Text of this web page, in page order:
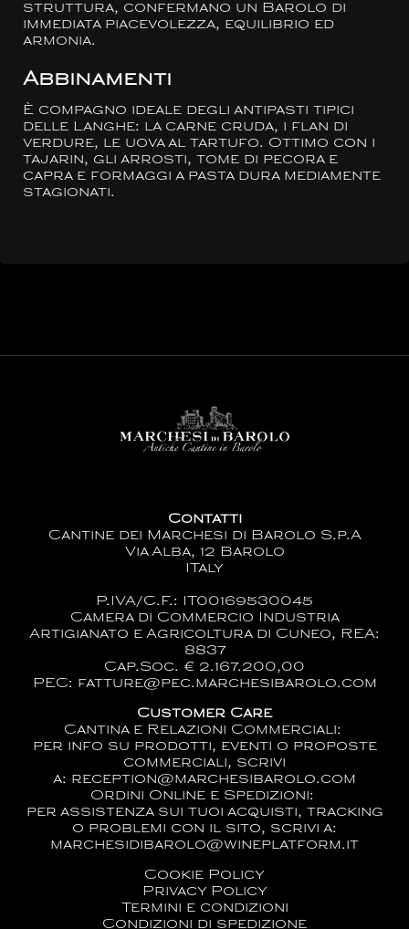
struttura, confermano un Barolo di
immediata piacevolezza, equilibrio ed
armonia.
Abbinamenti
È compagno ideale degli antipasti tipici
delle Langhe: la carne cruda, i flan di
verdure, le uova al tartufo. Ottimo con i
tajarin, gli arrosti, tome di pecora e
capra e formaggi a pasta dura mediamente
stagionati.
Contatti
Cantine dei Marchesi di Barolo S.p.A
Via Alba, 12 Barolo
ITaly
P.IVA/C.F.: IT00169530045
Camera di Commercio Industria
Artigianato e Agricoltura di Cuneo, REA:
8837
Cap.Soc. € 2.167.200,00
PEC: fatture@pec.marchesibarolo.com
Customer Care
Cantina e Relazioni Commerciali:
per info su prodotti, eventi o proposte
commerciali, scrivi
a: reception@marchesibarolo.com
Ordini Online e Spedizioni:
per assistenza sui tuoi acquisti, tracking
o problemi con il sito, scrivi a:
marchesidibarolo@wineplatform.it
Cookie Policy
Privacy Policy
Termini e condizioni
Condizioni di spedizione